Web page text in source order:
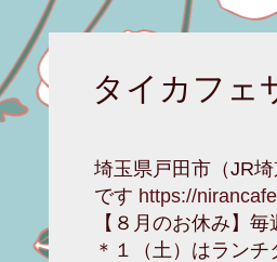
タイカフ
埼玉県戸田市（JR
です https://
【８月のお休み】
＊１（土）はラン